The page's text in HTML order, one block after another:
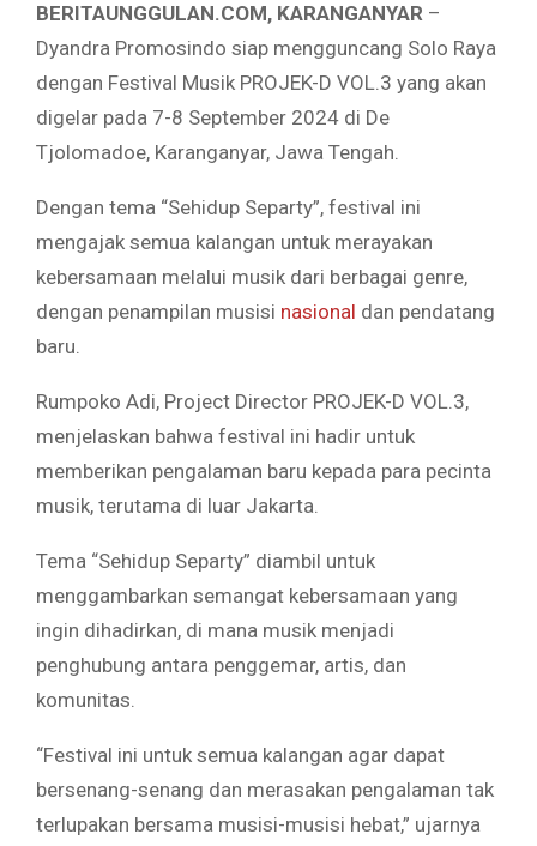
BERITAUNGGULAN.COM, KARANGANYAR –
Dyandra Promosindo siap mengguncang Solo Raya
dengan Festival Musik PROJEK-D VOL.3 yang akan
digelar pada 7-8 September 2024 di De
Tjolomadoe, Karanganyar, Jawa Tengah.
Dengan tema “Sehidup Separty”, festival ini
mengajak semua kalangan untuk merayakan
kebersamaan melalui musik dari berbagai genre,
dengan penampilan musisi nasional dan pendatang
baru.
Rumpoko Adi, Project Director PROJEK-D VOL.3,
menjelaskan bahwa festival ini hadir untuk
memberikan pengalaman baru kepada para pecinta
musik, terutama di luar Jakarta.
Tema “Sehidup Separty” diambil untuk
menggambarkan semangat kebersamaan yang
ingin dihadirkan, di mana musik menjadi
penghubung antara penggemar, artis, dan
komunitas.
“Festival ini untuk semua kalangan agar dapat
bersenang-senang dan merasakan pengalaman tak
terlupakan bersama musisi-musisi hebat,” ujarnya